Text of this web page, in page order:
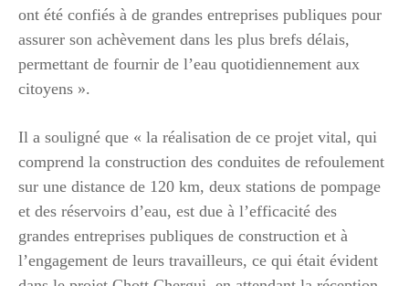
ont été confiés à de grandes entreprises publiques pour
assurer son achèvement dans les plus brefs délais,
permettant de fournir de l’eau quotidiennement aux
citoyens ».
Il a souligné que « la réalisation de ce projet vital, qui
comprend la construction des conduites de refoulement
sur une distance de 120 km, deux stations de pompage
et des réservoirs d’eau, est due à l’efficacité des
grandes entreprises publiques de construction et à
l’engagement de leurs travailleurs, ce qui était évident